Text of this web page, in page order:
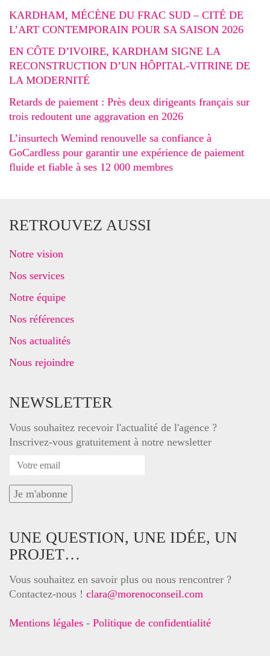
KARDHAM, MÉCÈNE DU FRAC SUD – CITÉ DE
L’ART CONTEMPORAIN POUR SA SAISON 2026
EN CÔTE D’IVOIRE, KARDHAM SIGNE LA
RECONSTRUCTION D’UN HÔPITAL-VITRINE DE
LA MODERNITÉ
Retards de paiement : Près deux dirigeants français sur
trois redoutent une aggravation en 2026
L’insurtech Wemind renouvelle sa confiance à
GoCardless pour garantir une expérience de paiement
fluide et fiable à ses 12 000 membres
RETROUVEZ AUSSI
Notre vision
Nos services
Notre équipe
Nos références
Nos actualités
Nous rejoindre
NEWSLETTER
Vous souhaitez recevoir l'actualité de l'agence ?
Inscrivez-vous gratuitement à notre newsletter
UNE QUESTION, UNE IDÉE, UN
PROJET…
Vous souhaitez en savoir plus ou nous rencontrer ?
Contactez-nous ! clara@morenoconseil.com
Mentions légales - Politique de confidentialité